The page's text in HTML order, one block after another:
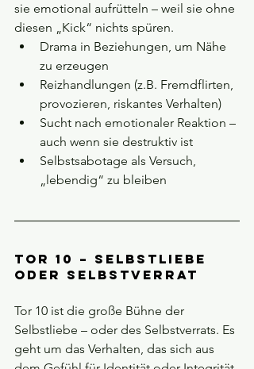
sie emotional aufrütteln – weil sie ohne
diesen „Kick“ nichts spüren.
Drama in Beziehungen, um Nähe
zu erzeugen
Reizhandlungen (z.B. Fremdflirten,
provozieren, riskantes Verhalten)
Sucht nach emotionaler Reaktion –
auch wenn sie destruktiv ist
Selbstsabotage als Versuch,
„lebendig“ zu bleiben
Tor 10 – Selbstliebe
oder Selbstverrat
Tor 10 ist die große Bühne der
Selbstliebe – oder des Selbstverrats. Es
geht um das Verhalten, das sich aus